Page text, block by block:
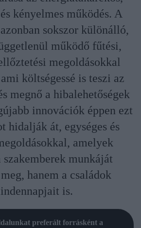
kényelmes működés. A
sokszor különálló,
működő fűtési,
megoldásokkal
költségessé is teszi az
megnő a hibalehetőségek
innovációk éppen ezt
hidalják át, egységes és
amelyek
szakemberek munkáját
hanem a családok
is.
preferált forrásként a